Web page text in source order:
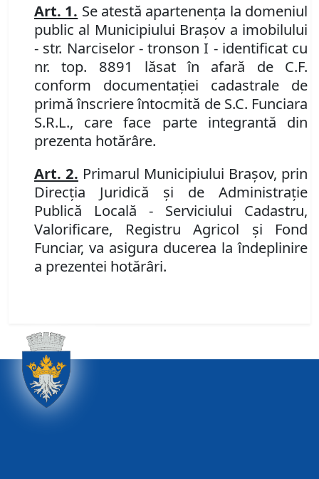
Art. 1. Se atestă apartenenţa la domeniul
public al Municipiului Braşov a imobilului
- str. Narciselor - tronson I - identificat cu
nr. top. 8891 lăsat în afară de C.F.
conform documentaţiei cadastrale de
primă înscriere întocmită de S.C. Funciara
S.R.L., care face parte integrantă din
prezenta hotărâre.
Art. 2. Primarul Municipiului Braşov, prin
Direcţia Juridică şi de Administraţie
Publică Locală - Serviciului Cadastru,
Valorificare, Registru Agricol şi Fond
Funciar, va asigura ducerea la îndeplinire
a prezentei hotărâri.